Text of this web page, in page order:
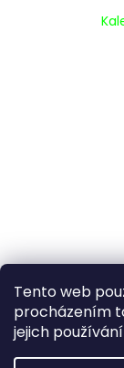
Tento web
procházením
jejich